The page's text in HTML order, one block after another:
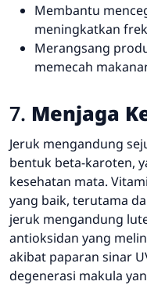
Membantu
meningkatkan
Merangsang
memecah
7. Menjaga
Jeruk mengandung
bentuk beta-karoten,
kesehatan mata.
yang baik, terutama
jeruk mengandung
antioksidan yang
akibat paparan sinar
degenerasi makula